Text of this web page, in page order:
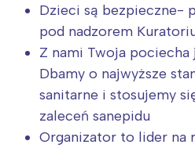
Dzieci są bezpieczne-
pod nadzorem
Z nami Twoja pociecha
Dbamy o najwyższe
sanitarne i stosujemy
zaleceń sanepidu
Organizator to lider na